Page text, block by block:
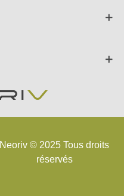
Neoriv © 2025 Tous droits
réservés